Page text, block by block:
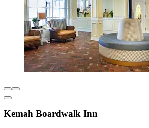
Kemah Boardwalk Inn